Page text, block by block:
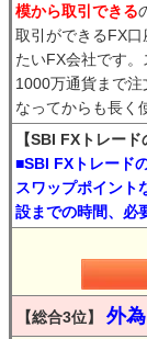
模から取引できる
取引ができるFX
たいFX会社です
1000万通貨まで
なってからも長く
【SBI FXトレード
■SBI FXトレード
スワップポイント
設までの時間、必
【総合3位】 外